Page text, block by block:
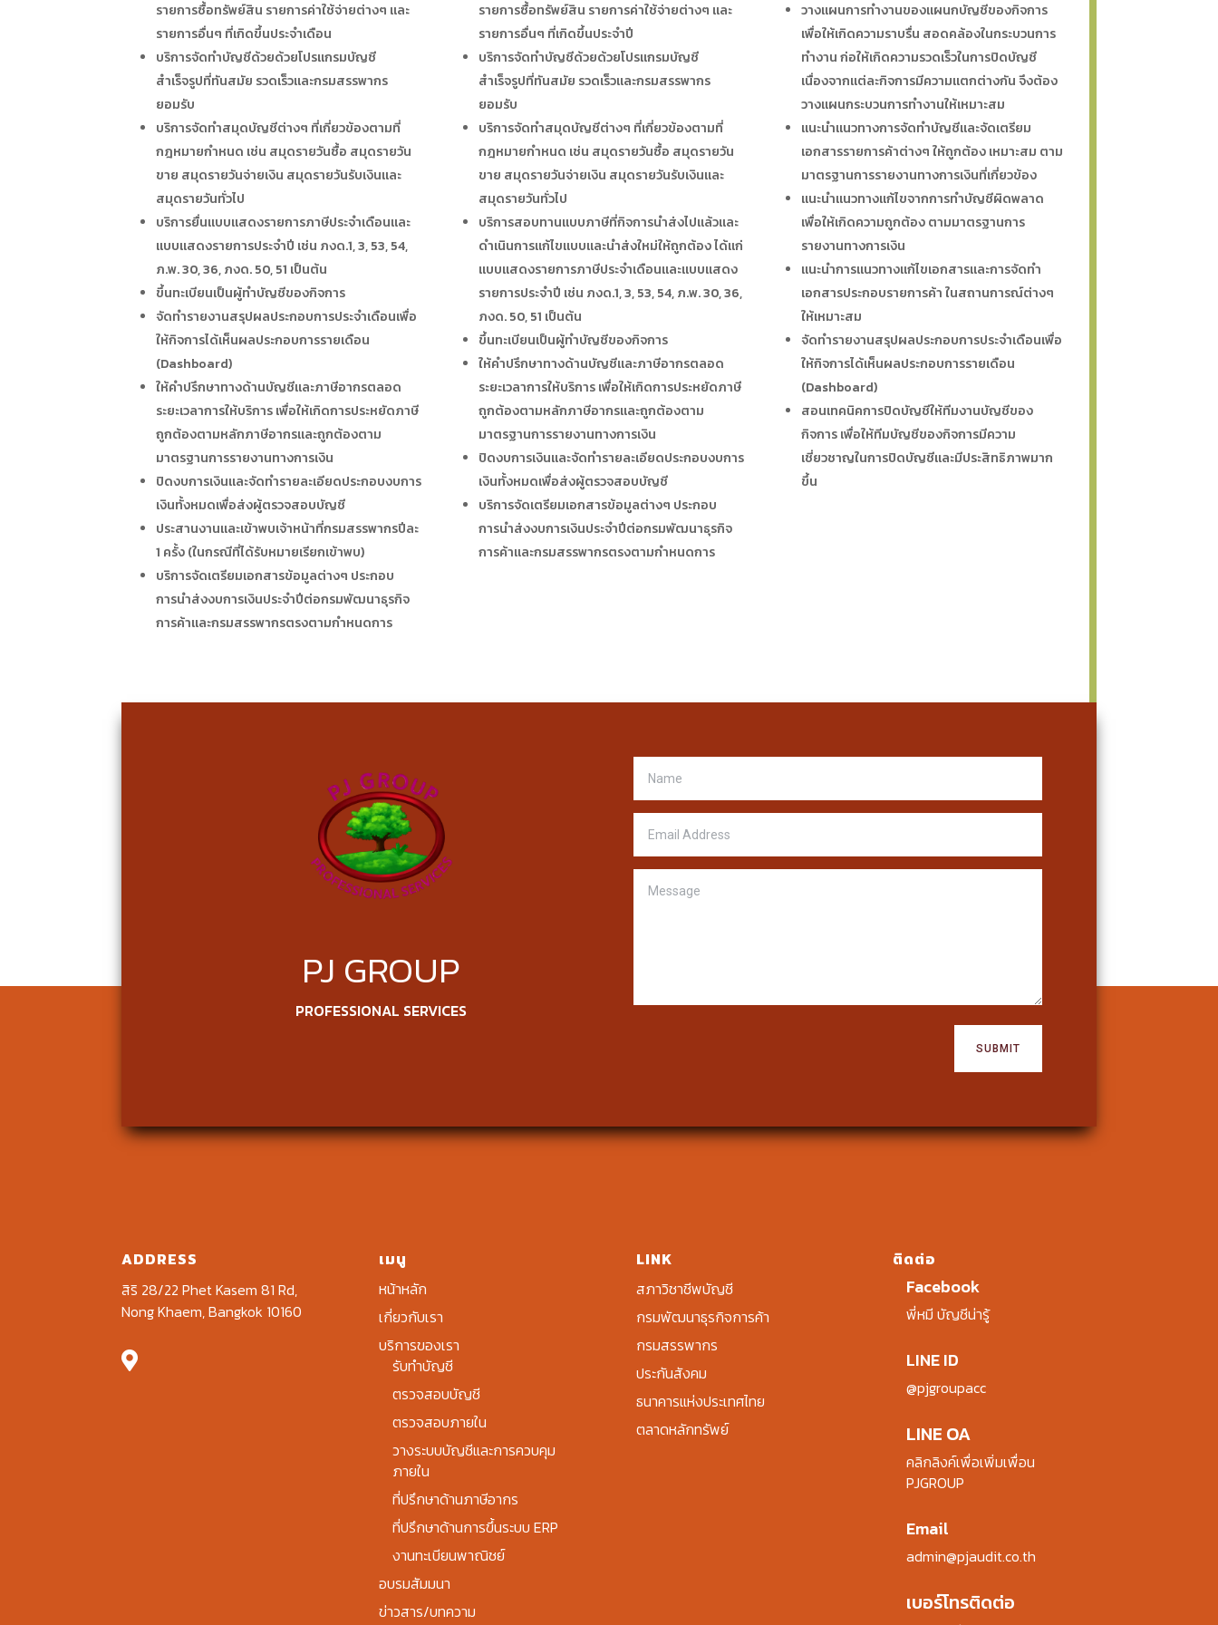
รายการซื้อทรัพย์สิน รายการค่าใช้จ่ายต่างๆ และ
รายการอื่นๆ ที่เกิดขึ้นประจำเดือน
บริการจัดทำบัญชีด้วยด้วยโปรแกรมบัญชี
สำเร็จรูปที่ทันสมัย รวดเร็วและกรมสรรพากร
ยอมรับ
บริการจัดทำสมุดบัญชีต่างๆ ที่เกี่ยวข้องตามที่
กฎหมายกำหนด เช่น สมุดรายวันซื้อ สมุดรายวัน
ขาย สมุดรายวันจ่ายเงิน สมุดรายวันรับเงินและ
สมุดรายวันทั่วไป
บริการยื่นแบบแสดงรายการภาษีประจำเดือนและ
แบบแสดงรายการประจำปี เช่น ภงด.1, 3, 53, 54,
ภ.พ. 30, 36, ภงด. 50, 51 เป็นต้น
ขึ้นทะเบียนเป็นผู้ทำบัญชีของกิจการ
จัดทำรายงานสรุปผลประกอบการประจำเดือนเพื่อ
ให้กิจการได้เห็นผลประกอบการรายเดือน
(Dashboard)
ให้คำปรึกษาทางด้านบัญชีและภาษีอากรตลอด
ระยะเวลาการให้บริการ เพื่อให้เกิดการประหยัดภาษี
ถูกต้องตามหลักภาษีอากรและถูกต้องตาม
มาตรฐานการรายงานทางการเงิน
ปิดงบการเงินและจัดทำรายละเอียดประกอบงบการ
เงินทั้งหมดเพื่อส่งผู้ตรวจสอบบัญชี
ประสานงานและเข้าพบเจ้าหน้าที่กรมสรรพากรปีละ
1 ครั้ง (ในกรณีที่ได้รับหมายเรียกเข้าพบ)
บริการจัดเตรียมเอกสารข้อมูลต่างๆ ประกอบ
การนำส่งงบการเงินประจำปีต่อกรมพัฒนาธุรกิจ
การค้าและกรมสรรพากรตรงตามกำหนดการ
รายการซื้อทรัพย์สิน รายการค่าใช้จ่ายต่างๆ และ
รายการอื่นๆ ที่เกิดขึ้นประจำปี
บริการจัดทำบัญชีด้วยด้วยโปรแกรมบัญชี
สำเร็จรูปที่ทันสมัย รวดเร็วและกรมสรรพากร
ยอมรับ
บริการจัดทำสมุดบัญชีต่างๆ ที่เกี่ยวข้องตามที่
กฎหมายกำหนด เช่น สมุดรายวันซื้อ สมุดรายวัน
ขาย สมุดรายวันจ่ายเงิน สมุดรายวันรับเงินและ
สมุดรายวันทั่วไป
บริการสอบทานแบบภาษีที่กิจการนำส่งไปแล้วและ
ดำเนินการแก้ไขแบบและนำส่งใหม่ให้ถูกต้อง ได้แก่
แบบแสดงรายการภาษีประจำเดือนและแบบแสดง
รายการประจำปี เช่น ภงด.1, 3, 53, 54, ภ.พ. 30, 36,
ภงด. 50, 51 เป็นต้น
ขึ้นทะเบียนเป็นผู้ทำบัญชีของกิจการ
ให้คำปรึกษาทางด้านบัญชีและภาษีอากรตลอด
ระยะเวลาการให้บริการ เพื่อให้เกิดการประหยัดภาษี
ถูกต้องตามหลักภาษีอากรและถูกต้องตาม
มาตรฐานการรายงานทางการเงิน
ปิดงบการเงินและจัดทำรายละเอียดประกอบงบการ
เงินทั้งหมดเพื่อส่งผู้ตรวจสอบบัญชี
บริการจัดเตรียมเอกสารข้อมูลต่างๆ ประกอบ
การนำส่งงบการเงินประจำปีต่อกรมพัฒนาธุรกิจ
การค้าและกรมสรรพากรตรงตามกำหนดการ
วางแผนการทำงานของแผนกบัญชีของกิจการ
เพื่อให้เกิดความราบรื่น สอดคล้องในกระบวนการ
ทำงาน ก่อให้เกิดความรวดเร็วในการปิดบัญชี
เนื่องจากแต่ละกิจการมีความแตกต่างกัน จึงต้อง
วางแผนกระบวนการทำงานให้เหมาะสม
แนะนำแนวทางการจัดทำบัญชีและจัดเตรียม
เอกสารรายการค้าต่างๆ ให้ถูกต้อง เหมาะสม ตาม
มาตรฐานการรายงานทางการเงินที่เกี่ยวข้อง
แนะนำแนวทางแก้ไขจากการทำบัญชีผิดพลาด
เพื่อให้เกิดความถูกต้อง ตามมาตรฐานการ
รายงานทางการเงิน
แนะนำการแนวทางแก้ไขเอกสารและการจัดทำ
เอกสารประกอบรายการค้า ในสถานการณ์ต่างๆ
ให้เหมาะสม
จัดทำรายงานสรุปผลประกอบการประจำเดือนเพื่อ
ให้กิจการได้เห็นผลประกอบการรายเดือน
(Dashboard)
สอนเทคนิคการปิดบัญชีให้ทีมงานบัญชีของ
กิจการ เพื่อให้ทีมบัญชีของกิจการมีความ
เชี่ยวชาญในการปิดบัญชีและมีประสิทธิภาพมาก
ขึ้น
PJ GROUP
PROFESSIONAL SERVICES
SUBMIT
ADDRESS
สิริ 28/22 Phet Kasem 81 Rd,
Nong Khaem, Bangkok 10160

เมนู
หน้าหลัก
เกี่ยวกับเรา
บริการของเรา
รับทำบัญชี
ตรวจสอบบัญชี
ตรวจสอบภายใน
วางระบบบัญชีและการควบคุม
ภายใน
ที่ปรึกษาด้านภาษีอากร
ที่ปรึกษาด้านการขึ้นระบบ ERP
งานทะเบียนพาณิชย์
อบรมสัมมนา
ข่าวสาร/บทความ
LINK
สภาวิชาชีพบัญชี
กรมพัฒนาธุรกิจการค้า
กรมสรรพากร
ประกันสังคม
ธนาคารแห่งประเทศไทย
ตลาดหลักทรัพย์
ติดต่อ
Facebook
พี่หมี บัญชีน่ารู้
LINE ID
@pjgroupacc
LINE OA
คลิกลิงค์เพื่อเพิ่มเพื่อน
PJGROUP
Email
admin@pjaudit.co.th
เบอร์โทรติดต่อ